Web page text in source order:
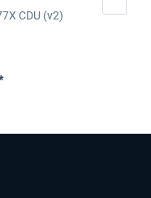
CDU (v2)